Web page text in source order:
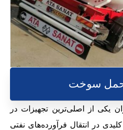
سوخت
از اصلی‌ترین تجهیزات در
در انتقال فرآورده‌های نفتی